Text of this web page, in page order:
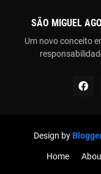
SÃO MIGUEL
Um novo conceito
Design by
Home